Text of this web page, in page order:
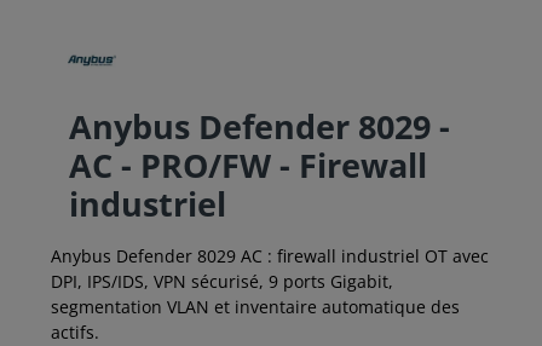
Anybus Defender 8029 -
AC - PRO/FW - Firewall
industriel
Anybus Defender 8029 AC : firewall industriel OT avec
DPI, IPS/IDS, VPN sécurisé, 9 ports Gigabit,
segmentation VLAN et inventaire automatique des
actifs.